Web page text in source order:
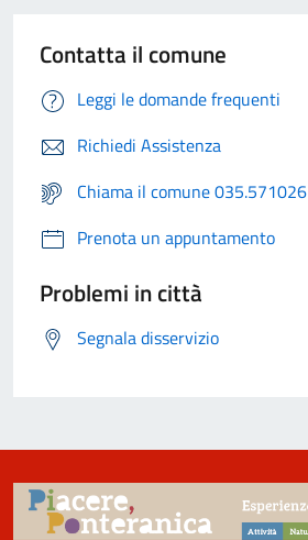
Contatta il comune
Leggi le domande frequenti
Richiedi Assistenza
Chiama il comune 035.571026
Prenota un appuntamento
Problemi in città
Segnala disservizio